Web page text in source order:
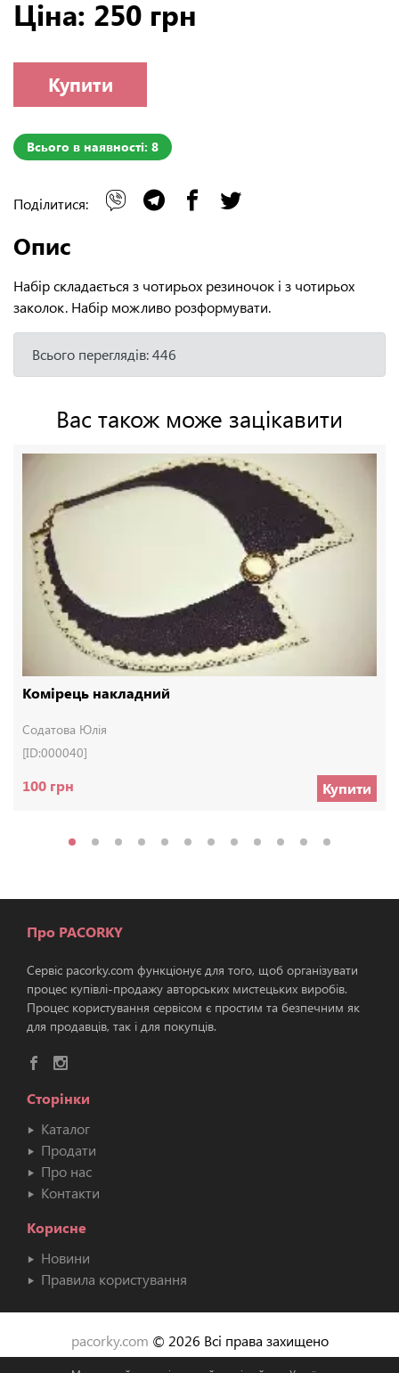
Ціна: 250 грн
Купити
Всього в наявності: 8
Поділитися:
Опис
Набір складається з чотирьох резиночок і з чотирьох
заколок. Набір можливо розформувати.
Всього переглядів: 446
Вас також може зацікавити
Комірець накладний
Содатова Юлія
[ID:000040]
100 грн Купити
Про PACORKY
Сервіс pacorky.com функціонує для того, щоб організувати
процес купівлі-продажу авторських мистецьких виробів.
Процес користування сервісом є простим та безпечним як
для продавців, так і для покупців.
Сторінки
Каталог
Продати
Про нас
Контакти
Корисне
Новини
Правила користування
pacorky.com © 2026 Всі права захищено